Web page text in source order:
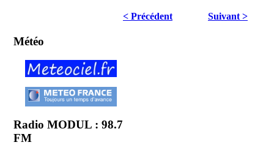
< Précédent Suivant >
Météo
Radio MODUL : 98.7
FM